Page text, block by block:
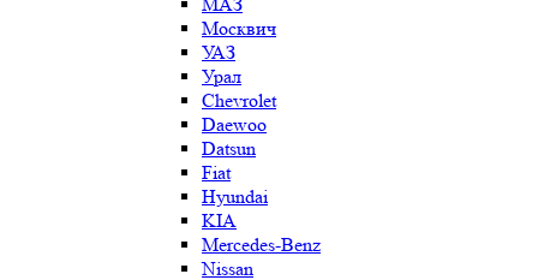
Москвич
УАЗ
Урал
Chevrolet
Daewoo
Datsun
Fiat
Hyundai
KIA
Mercedes-Benz
Nissan